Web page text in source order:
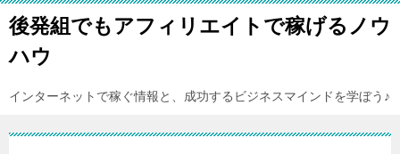
後発組でもアフィリエイトで稼げるノウ
ハウ
インターネットで稼ぐ情報と、成功するビジネスマインドを学ぼう♪